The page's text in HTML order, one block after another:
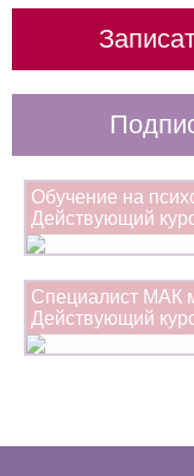
Обучение на
Действующий
Специалист МАК
Действующий